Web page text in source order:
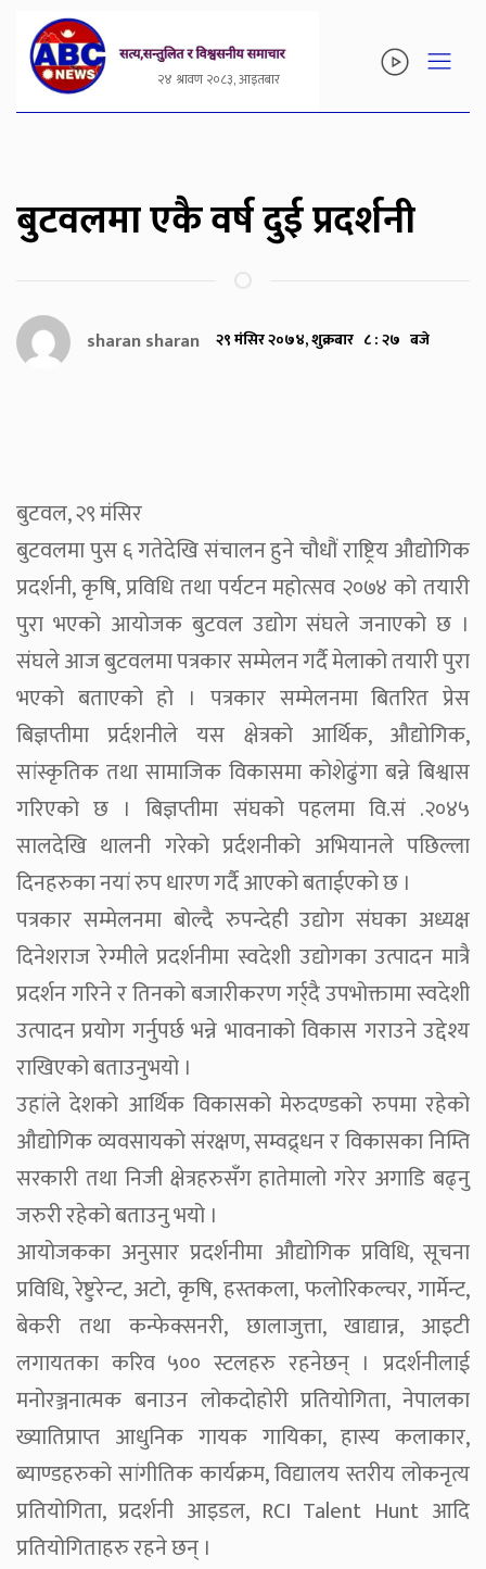
२४ श्रावण २०८३, आइतबार
बुटवलमा एकै वर्ष दुई प्रदर्शनी
sharan sharan २९ मंसिर २०७४, शुक्रबार ८ : २७ बजे
बुटवल, २९ मंसिर
बुटवलमा पुस ६ गतेदेखि संचालन हुने चौधौं राष्ट्रिय औद्योगिक
प्रदर्शनी, कृषि, प्रविधि तथा पर्यटन महोत्सव २०७४ को तयारी
पुरा भएको आयोजक बुटवल उद्योग संघले जनाएको छ ।
संघले आज बुटवलमा पत्रकार सम्मेलन गर्दै मेलाको तयारी पुरा
भएको बताएको हो । पत्रकार सम्मेलनमा बितरित प्रेस
बिज्ञप्तीमा प्रर्दशनीले यस क्षेत्रको आर्थिक, औद्योगिक,
सांस्कृतिक तथा सामाजिक विकासमा कोशेढुंगा बन्ने बिश्वास
गरिएको छ । बिज्ञप्तीमा संघको पहलमा वि.सं .२०४५
सालदेखि थालनी गरेको प्रर्दशनीको अभियानले पछिल्ला
दिनहरुका नयां रुप धारण गर्दै आएको बताईएको छ ।
पत्रकार सम्मेलनमा बोल्दै रुपन्देही उद्योग संघका अध्यक्ष
दिनेशराज रेग्मीले प्रदर्शनीमा स्वदेशी उद्योगका उत्पादन मात्रै
प्रदर्शन गरिने र तिनको बजारीकरण गर्र्दै उपभोक्तामा स्वदेशी
उत्पादन प्रयोग गर्नुपर्छ भन्ने भावनाको विकास गराउने उद्देश्य
राखिएको बताउनुभयो ।
उहांले देशको आर्थिक विकासको मेरुदण्डको रुपमा रहेको
औद्योगिक व्यवसायको संरक्षण, सम्वद्र्धन र विकासका निम्ति
सरकारी तथा निजी क्षेत्रहरुसँग हातेमालो गरेर अगाडि बढ्नु
जरुरी रहेको बताउनु भयो ।
आयोजकका अनुसार प्रदर्शनीमा औद्योगिक प्रविधि, सूचना
प्रविधि, रेष्टुरेन्ट, अटो, कृषि, हस्तकला, फलोरिकल्चर, गार्मेन्ट,
बेकरी तथा कन्फेक्सनरी, छालाजुत्ता, खाद्यान्न, आइटी
लगायतका करिव ५०० स्टलहरु रहनेछन् । प्रदर्शनीलाई
मनोरञ्जनात्मक बनाउन लोकदोहोरी प्रतियोगिता, नेपालका
ख्यातिप्राप्त आधुनिक गायक गायिका, हास्य कलाकार,
ब्याण्डहरुको सांगीतिक कार्यक्रम, विद्यालय स्तरीय लोकनृत्य
प्रतियोगिता, प्रदर्शनी आइडल, RCI Talent Hunt आदि
प्रतियोगिताहरु रहने छन् ।